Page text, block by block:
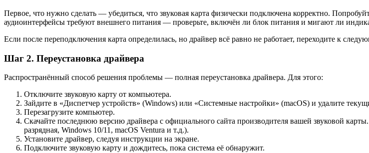
Первое, что нужно сделать — убедиться, что звуковая карта физически подключена корректно.
аудиоинтерфейсы требуют внешнего питания — проверьте, включён ли блок питания и мигают ли
Если после переподключения карта определилась, но драйвер всё равно не работает, переходите к
Шаг 2. Переустановка драйвера
Распространённый способ решения проблемы — полная переустановка драйвера. Для этого:
Отключите звуковую карту от компьютера.
Зайдите в «Диспетчер устройств» (Windows) или «Системные настройки» (macOS) и удалите
Перезагрузите компьютер.
Скачайте последнюю версию драйвера с официального сайта производителя вашей звуковой
разрядная, Windows 10/11, macOS Ventura и т.д.).
Установите драйвер, следуя инструкции на экране.
Подключите звуковую карту и дождитесь, пока система её обнаружит.